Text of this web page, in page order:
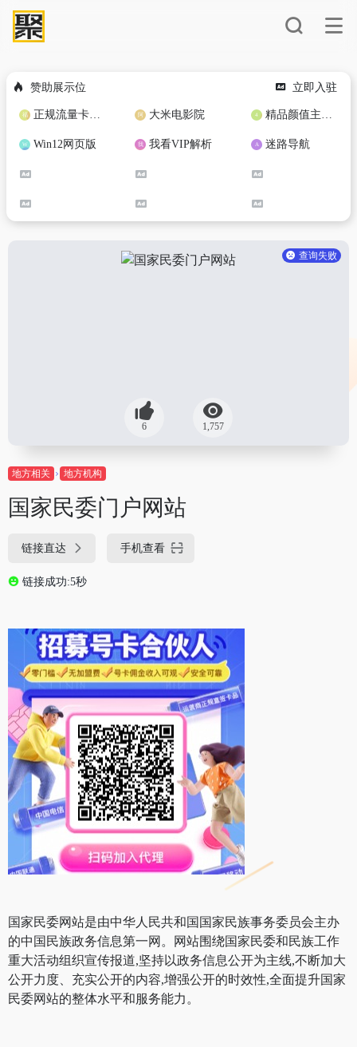
赞助展示位 立即入驻
正规流量卡免费加盟合作 大米电影院 精品颜值主播定制
Win12网页版 我看VIP解析 迷路导航
查询失败
6 1,757
地方相关 地方机构
国家民委门户网站
链接直达 手机查看
链接成功:5秒
国家民委网站是由中华人民共和国国家民族事务委员会主办
的中国民族政务信息第一网。网站围绕国家民委和民族工作
重大活动组织宣传报道,坚持以政务信息公开为主线,不断加大
公开力度、充实公开的内容,增强公开的时效性,全面提升国家
民委网站的整体水平和服务能力。